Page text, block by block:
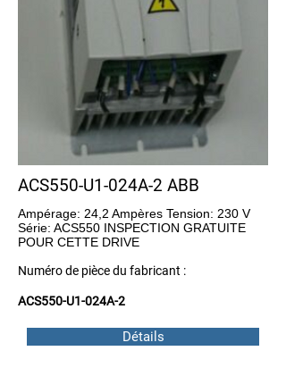
ACS550-U1-024A-2 ABB
Ampérage: 24,2 Ampères Tension: 230 V
Série: ACS550 INSPECTION GRATUITE
POUR CETTE DRIVE
Numéro de pièce du fabricant :
ACS550-U1-024A-2
Détails